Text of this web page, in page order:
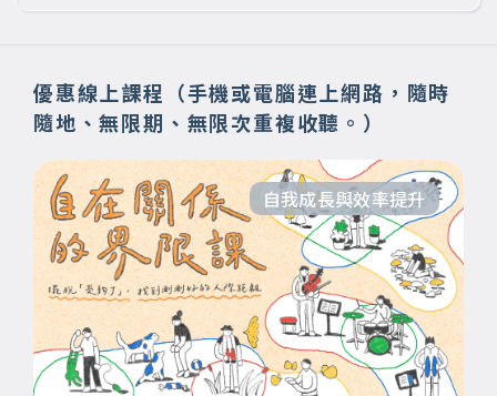
優惠線上課程（手機或電腦連上網路，隨時
隨地、無限期、無限次重複收聽。）
自我成長與效率提升